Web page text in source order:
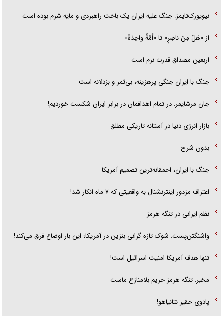
نیویورک‌تایمز: جنگ علیه ایران یک باخت راهبردی و مایه شرم بوده است
از «هَلْ مِنْ ناصِرٍ» تا «اُمَّةً واحِدَةً»
اربعین مصداق قدرت نرم است
جنگ با ایران جنگی پرهزینه، بی‌ثمر و بزدلانه است
جان مرشایمر: در تمام اهدافمان در برابر ایران شکست خوردیم!
بازار انرژی دنیا در آستانه تاریکی مطلق
بدون شرح
جنگ با ایران، احمقانه‌ترین تصمیم آمریکا
اعتراف مزدور اینترنشنال به واقعیتی که ۷ ماه انکار شد!
نظم ایرانی در تنگه هرمز
واشنگتن‌پست: شوک تازه گرانی بنزین در آمریکا؛ این بار اوضاع فرق می‌کند!
تنها هدف آمریکا امنیت اسرائیل است!
مخبر: تنگه هرمز حریم بلامنازع ماست
پادوی حقیر نتانیاهو!